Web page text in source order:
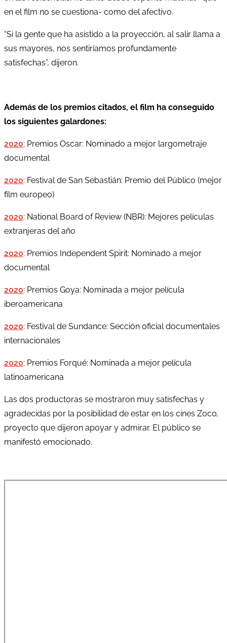
en el film no se cuestiona- como del afectivo.
“Si la gente que ha asistido a la proyección, al salir llama a
sus mayores, nos sentiríamos profundamente
satisfechas”, dijeron.
Además de los premios citados, el film ha conseguido
los siguientes galardones:
2020: Premios Oscar: Nominado a mejor largometraje
documental
2020: Festival de San Sebastián: Premio del Público (mejor
film europeo)
2020: National Board of Review (NBR): Mejores películas
extranjeras del año
2020: Premios Independent Spirit: Nominado a mejor
documental
2020: Premios Goya: Nominada a mejor película
iberoamericana
2020: Festival de Sundance: Sección oficial documentales
internacionales
2020: Premios Forqué: Nominada a mejor película
latinoamericana
Las dos productoras se mostraron muy satisfechas y
agradecidas por la posibilidad de estar en los cines Zoco,
proyecto que dijeron apoyar y admirar. El público se
manifestó emocionado.